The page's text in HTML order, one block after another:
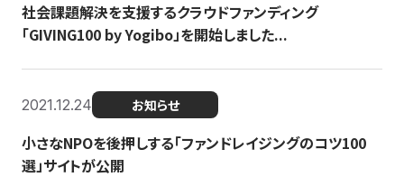
社会課題解決を支援するクラウドファンディング
「GIVING100 by Yogibo」を開始しました...
2021.12.24 お知らせ
小さなNPOを後押しする「ファンドレイジングのコツ100
選」サイトが公開